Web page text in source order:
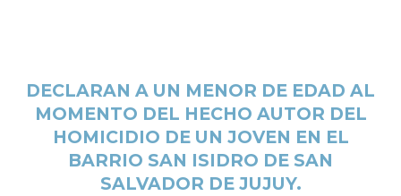
DECLARAN A UN MENOR DE EDAD AL
MOMENTO DEL HECHO AUTOR DEL
HOMICIDIO DE UN JOVEN EN EL
BARRIO SAN ISIDRO DE SAN
SALVADOR DE JUJUY.